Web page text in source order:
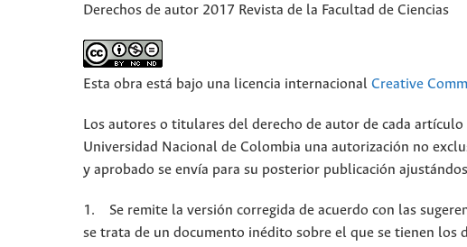
Derechos de autor 2017 Revista de la Facultad de Ciencias
Esta obra está bajo una licencia internacional Creative
Los autores o titulares del derecho de autor de cada
Universidad Nacional de Colombia una autorización no
y aprobado se envía para su posterior publicación
1. Se remite la versión corregida de acuerdo con las
se trata de un documento inédito sobre el que se tienen los